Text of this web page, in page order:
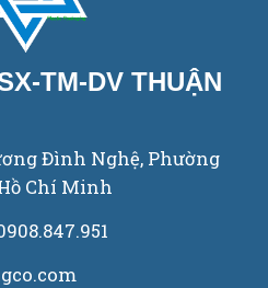
TM-DV THUẬN
Đình Nghệ, Phường
Chí Minh